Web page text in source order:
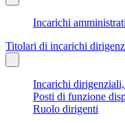
Incarichi
Titolari di incarichi
Incarichi
Posti di funzione
Ruolo dirigenti